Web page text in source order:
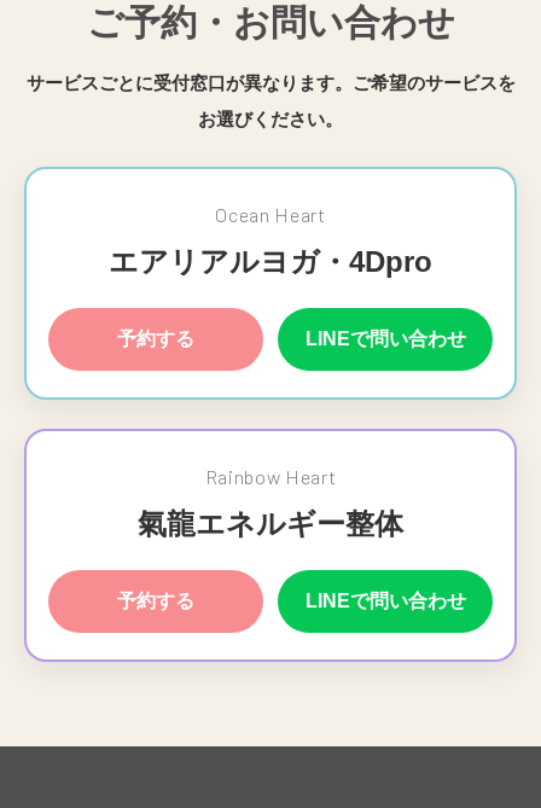
ご予約・お問い合わせ
サービスごとに受付窓口が異なります。ご希望のサービスを
お選びください。
Ocean Heart
エアリアルヨガ・4Dpro
予約する LINEで問い合わせ
Rainbow Heart
氣龍エネルギー整体
予約する LINEで問い合わせ